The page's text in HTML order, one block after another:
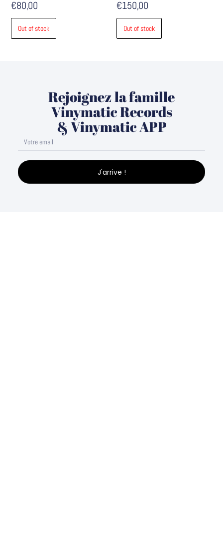
€80,00
Out of stock
€150,00
Out of stock
Rejoignez la famille
Vinymatic Records
& Vinymatic APP
J'arrive !